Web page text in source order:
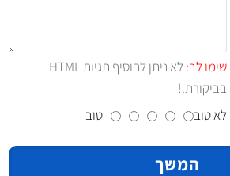
שימו לב:
לא ניתן להוסיף תגיות HTML
בביקורת.!
לא טוב טוב
המשך